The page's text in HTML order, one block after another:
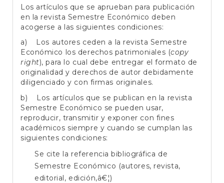
Los artículos que se aprueban para publicación
en la revista Semestre Económico deben
acogerse a las siguientes condiciones:
a) Los autores ceden a la revista Semestre
Económico los derechos patrimoniales (copy
right), para lo cual debe entregar el formato de
originalidad y derechos de autor debidamente
diligenciado y con firmas originales.
b) Los artículos que se publican en la revista
Semestre Económico se pueden usar,
reproducir, transmitir y exponer con fines
académicos siempre y cuando se cumplan las
siguientes condiciones:
Se cite la referencia bibliográfica de
Semestre Económico (autores, revista,
editorial, edición,â€¦)